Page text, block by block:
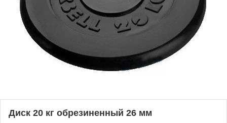
Диск 20 кг обрезиненный 26 мм